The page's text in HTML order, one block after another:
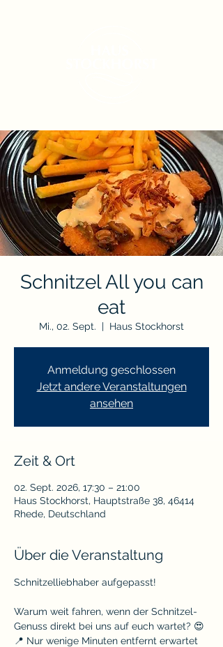
Schnitzel All you can
eat
Mi., 02. Sept.
  |
Haus Stockhorst
Anmeldung geschlossen
Jetzt andere Veranstaltungen
ansehen
Zeit & Ort
02. Sept. 2026, 17:30 – 21:00
Haus Stockhorst, Hauptstraße 38, 46414
Rhede, Deutschland
Über die Veranstaltung
Schnitzelliebhaber aufgepasst!
Warum weit fahren, wenn der Schnitzel-
Genuss direkt bei uns auf euch wartet? 😍
📍 Nur wenige Minuten entfernt erwartet